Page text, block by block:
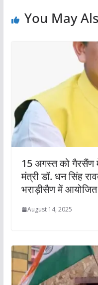
You May
15 अगस्त को गैरसैंण
मंत्री डॉ. धन सिंह
भराड़ीसैण में
August 14, 2025